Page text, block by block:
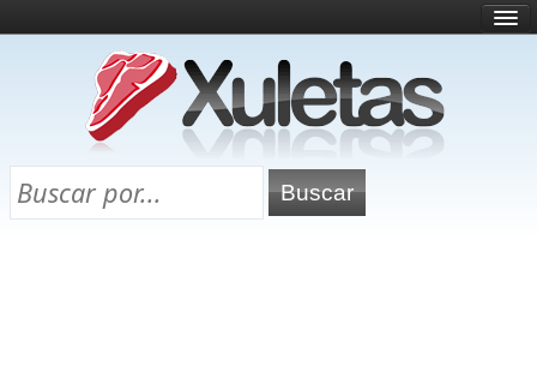
¿Qué es esto?
Directorio
Chuletas para exámenes